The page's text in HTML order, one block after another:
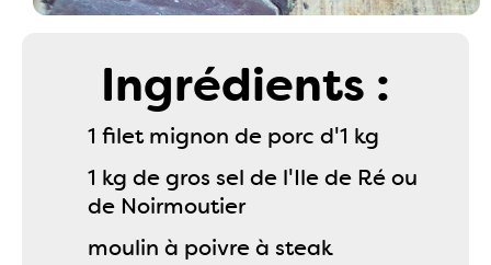
Ingrédients :
1 filet mignon de porc d'1 kg
1 kg de gros sel de l'Ile de Ré ou
de Noirmoutier
moulin à poivre à steak